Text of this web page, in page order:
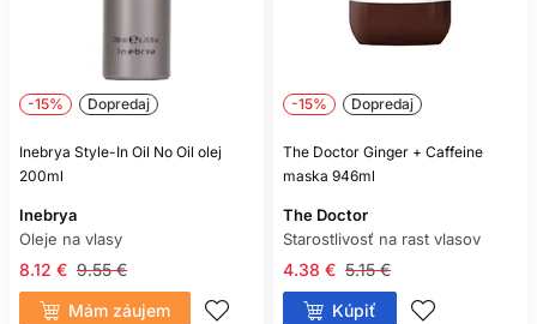
-15% Dopredaj
Inebrya Style-In Oil No Oil olej
200ml
Inebrya
Oleje na vlasy
9.55 €
8.12 €
Mám záujem
-15% Dopredaj
The Doctor Ginger + Caffeine
maska 946ml
The Doctor
Starostlivosť na rast vlasov
5.15 €
4.38 €
Kúpiť